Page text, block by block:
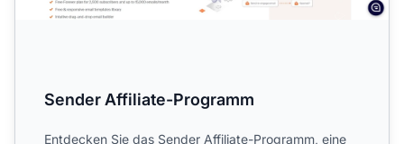
Sender Affiliate-Programm
Entdecken Sie das Sender Affiliate-Programm, eine